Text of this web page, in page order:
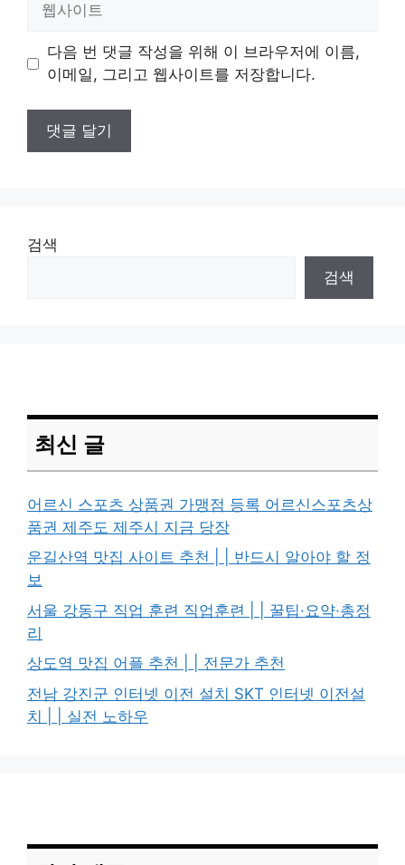
트
다음 번 댓글 작성을 위해 이 브라우저에 이름,
이메일, 그리고 웹사이트를 저장합니다.
검색
검색
최신 글
어르신 스포츠 상품권 가맹점 등록 어르신스포츠상
품권 제주도 제주시 지금 당장
운길산역 맛집 사이트 추천 | | 반드시 알아야 할 정
보
서울 강동구 직업 훈련 직업훈련 | | 꿀팁·요약·총정
리
상도역 맛집 어플 추천 | | 전문가 추천
전남 강진군 인터넷 이전 설치 SKT 인터넷 이전설
치 | | 실전 노하우